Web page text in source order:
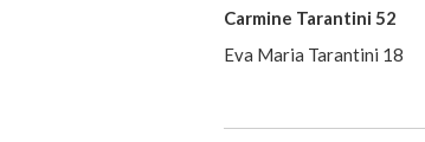
Carmine Tarantini 52
Eva Maria Tarantini 18